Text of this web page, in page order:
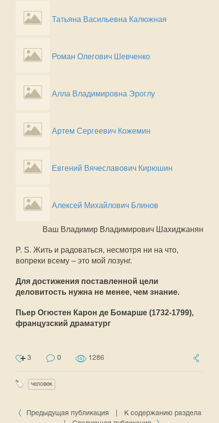
Татьяна Васильевна Калюжная
Роман Олегович Шевченко
Алла Владимировна Эроглу
Артем Сергеевич Кожемин
Евгений Вячеславович Кирюшин
Алексей Михайлович Блинов
Ваш Владимир Владимирович Шахиджанян
P. S. Жить и радоваться, несмотря ни на что,
вопреки всему – это мой лозунг.
Для достижения поставленной цели
деловитость нужна не менее, чем знание.
Пьер Огюстен Карон де Бомарше (1732-1799),
французский драматург
3 0 1286
человек
Предыдущая публикация
К содержанию раздела